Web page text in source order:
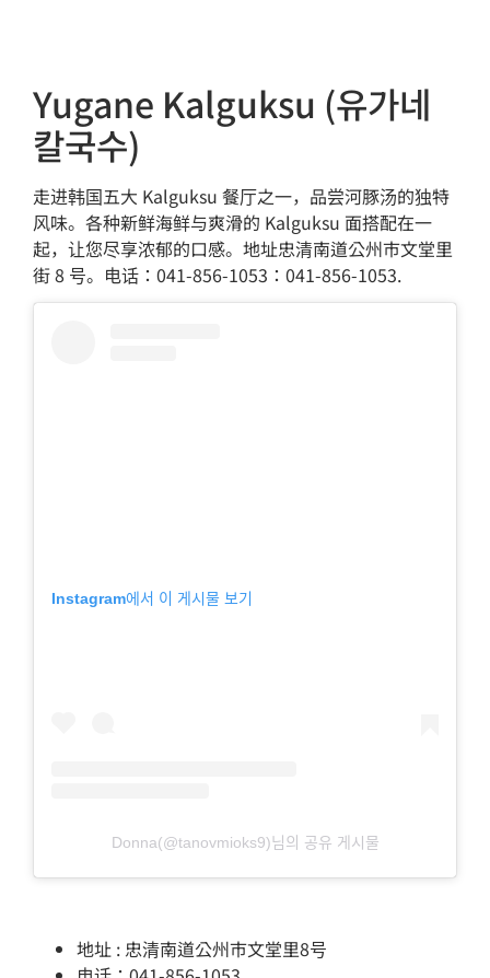
Yugane Kalguksu (유가네
칼국수)
走进韩国五大 Kalguksu 餐厅之一，品尝河豚汤的独特
风味。各种新鲜海鲜与爽滑的 Kalguksu 面搭配在一
起，让您尽享浓郁的口感。地址忠清南道公州市文堂里
街 8 号。电话：041-856-1053：041-856-1053.
Instagram에서 이 게시물 보기
Donna(@tanovmioks9)님의 공유 게시물
地址 : 忠清南道公州市文堂里8号